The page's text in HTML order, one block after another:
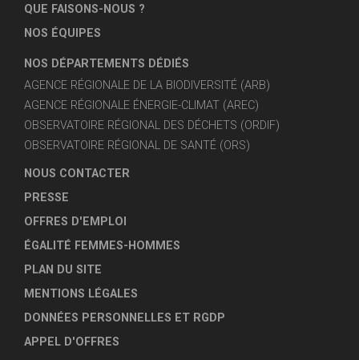
QUE FAISONS-NOUS ?
NOS ÉQUIPES
NOS DÉPARTEMENTS DÉDIÉS
AGENCE RÉGIONALE DE LA BIODIVERSITÉ (ARB)
AGENCE RÉGIONALE ÉNERGIE-CLIMAT (AREC)
OBSERVATOIRE RÉGIONAL DES DÉCHETS (ORDIF)
OBSERVATOIRE RÉGIONAL DE SANTÉ (ORS)
NOUS CONTACTER
PRESSE
OFFRES D'EMPLOI
ÉGALITÉ FEMMES-HOMMES
PLAN DU SITE
MENTIONS LÉGALES
DONNÉES PERSONNELLES ET RGDP
APPEL D'OFFRES